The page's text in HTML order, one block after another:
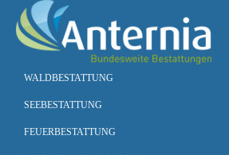
Skip to main content
WALDBESTATTUNG
SEEBESTATTUNG
FEUERBESTATTUNG